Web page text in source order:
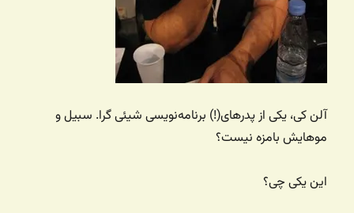
آلن کی، یکی از پدرهای(!)‌ برنامه‌نویسی شیئی گرا. سبیل و
موهایش بامزه نیست؟
این یکی چی؟